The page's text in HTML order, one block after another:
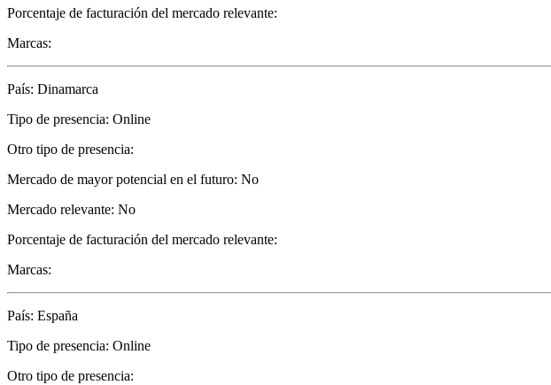
Porcentaje de facturación del mercado relevante:
Marcas:
País: Dinamarca
Tipo de presencia: Online
Otro tipo de presencia:
Mercado de mayor potencial en el futuro: No
Mercado relevante: No
Porcentaje de facturación del mercado relevante:
Marcas:
País: España
Tipo de presencia: Online
Otro tipo de presencia: